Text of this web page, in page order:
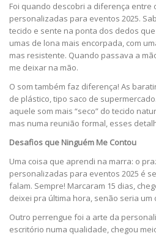
Foi quando descobri a diferença entre
personalizadas para eventos 2025.
tecido e sente na ponta dos dedos
umas de lona mais encorpada, com
mas resistente. Quando passava a
me deixar na mão.
O som também faz diferença! As
de plástico, tipo saco de
aquele som mais “seco” do tecido
mas numa reunião formal, esses
Desafios que Ninguém Me Contou
Uma coisa que aprendi na marra: o
personalizadas para eventos 2025 é
falam. Sempre! Marcaram 15 dias,
deixei pra última hora, senão seria um
Outro perrengue foi a arte da
escritório numa qualidade, chegou